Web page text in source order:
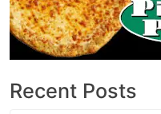
Recent Posts